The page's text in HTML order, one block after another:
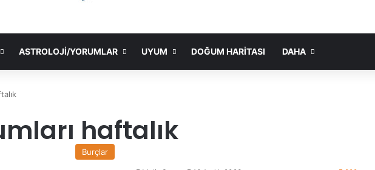
ASTROLOJI/YORUMLAR UYUM DOĞUM HARITASI DAHA
haftalık
Burçlar